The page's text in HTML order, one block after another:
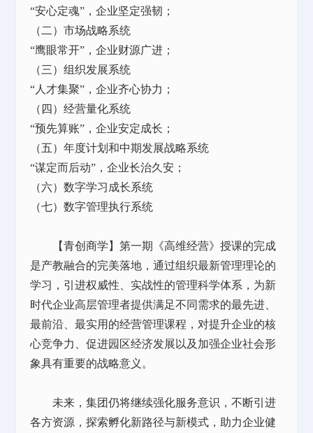
“安心定魂”，企业坚定强韧；
（二）市场战略系统
“鹰眼常开”，企业财源广进；
（三）组织发展系统
“人才集聚”，企业齐心协力；
（四）经营量化系统
“预先算账”，企业安定成长；
（五）年度计划和中期发展战略系统
“谋定而后动”，企业长治久安；
（六）数字学习成长系统
（七）数字管理执行系统
【青创商学】第一期《高维经营》授课的完成
是产教融合的完美落地，通过组织最新管理理论的
学习，引进权威性、实战性的管理科学体系，为新
时代企业高层管理者提供满足不同需求的最先进、
最前沿、最实用的经营管理课程，对提升企业的核
心竞争力、促进园区经济发展以及加强企业社会形
象具有重要的战略意义。
未来，集团仍将继续强化服务意识，不断引进
各方资源，探索孵化新路径与新模式，助力企业健